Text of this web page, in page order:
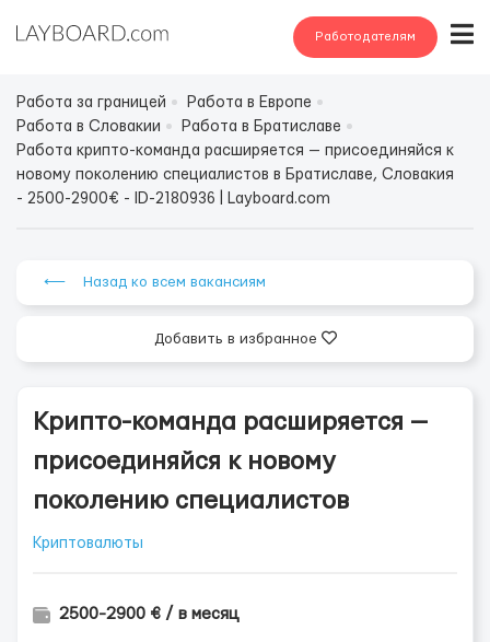
Работодателям
Работа за границей
Работа в Европе
Работа в Словакии
Работа в Братиславе
Работа крипто-команда расширяется — присоединяйся к
новому поколению специалистов в Братиславе, Словакия
- 2500-2900€ - ID-2180936 | Layboard.com
⟵ Назад ко всем вакансиям
Добавить в избранное
Крипто-команда расширяется —
присоединяйся к новому
поколению специалистов
Криптовалюты
2500-2900 € / в месяц